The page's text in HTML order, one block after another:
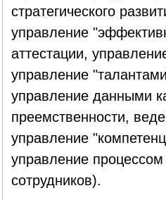
стратегического
управление
аттестации,
управление
управление данными
преемственности,
управление
управление
сотрудников).